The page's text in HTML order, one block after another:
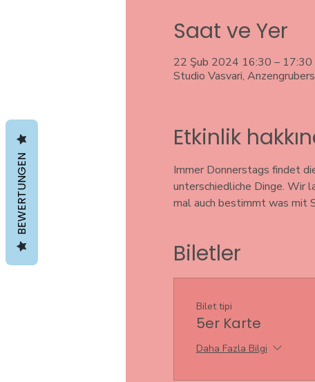
Saat ve Yer
22 Şub 2024 16:30 – 17:30
Studio Vasvari,
Etkinlik
Immer Donnerstags findet
unterschiedliche Dinge. Wir
mal auch bestimmt was mit
Biletler
Bilet tipi
5er Karte
Daha Fazla Bilgi
BEWERTUNGEN